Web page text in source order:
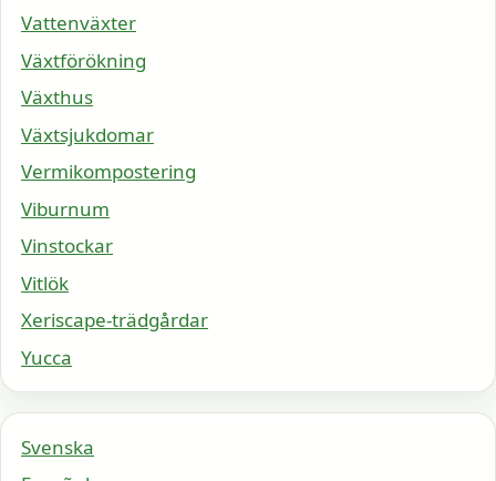
Vattenväxter
Växtförökning
Växthus
Växtsjukdomar
Vermikompostering
Viburnum
Vinstockar
Vitlök
Xeriscape-trädgårdar
Yucca
Svenska